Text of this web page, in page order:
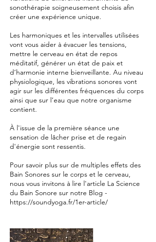
sonothérapie soigneusement choisis afin
créer une expérience unique.
Les harmoniques et les intervalles utilisées
vont vous aider à évacuer les tensions,
mettre le cerveau en état de repos
méditatif, générer un état de paix et
d’harmonie interne bienveillante. Au niveau
physiologique, les vibrations sonores vont
agir sur les différentes fréquences du corps
ainsi que sur l’eau que notre organisme
contient.
À l'issue de la première séance une
sensation de lâcher prise et de regain
d'énergie sont ressentis.
Pour savoir plus sur de multiples effets des
Bain Sonores sur le corps et le cerveau,
nous vous invitons à lire l'article La Science
du Bain Sonore sur notre Blog -
https://soundyoga.fr/1er-article/